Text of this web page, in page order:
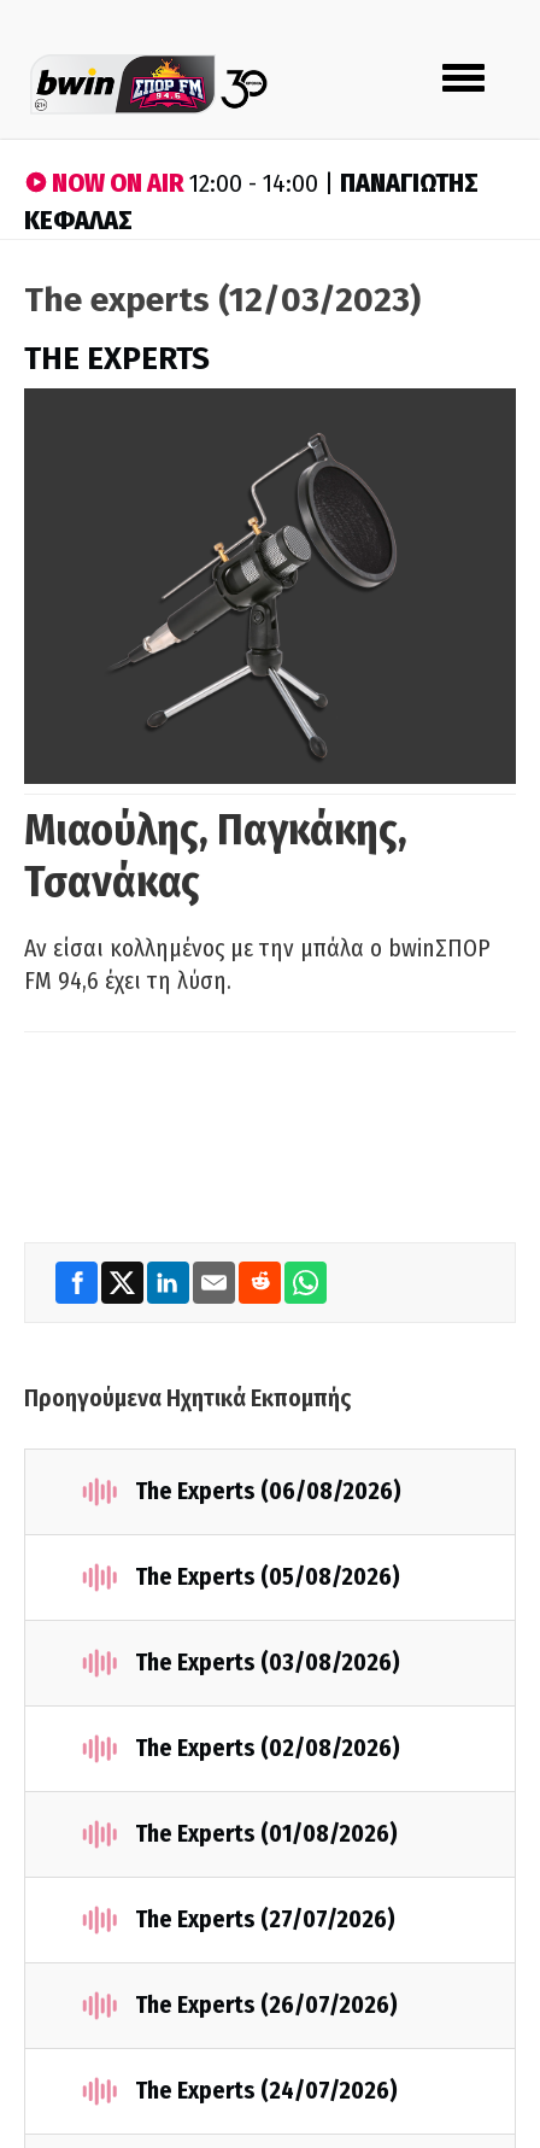
Toggle
navigation
NOW ON AIR12:00 - 14:00 | ΠΑΝΑΓΙΩΤΗΣ
ΚΕΦΑΛΑΣ
The experts (12/03/2023)
THE EXPERTS
Μιαούλης, Παγκάκης,
Τσανάκας
Αν είσαι κολλημένος με την μπάλα ο bwinΣΠΟΡ
FM 94,6 έχει τη λύση.
Προηγούμενα Ηχητικά Εκπομπής
The Experts (06/08/2026)
The Experts (05/08/2026)
The Experts (03/08/2026)
The Experts (02/08/2026)
The Experts (01/08/2026)
The Experts (27/07/2026)
The Experts (26/07/2026)
The Experts (24/07/2026)